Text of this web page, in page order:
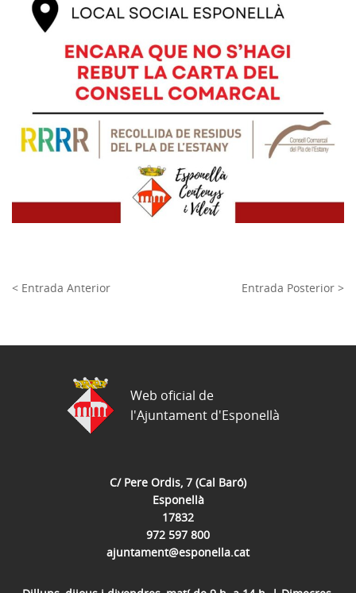
< Entrada Anterior Entrada Posterior >
C/ Pere Ordis, 7 (Cal Baró)
Esponellà
17832
972 597 800
ajuntament@esponella.cat
Web oficial de
l'Ajuntament d'Esponellà